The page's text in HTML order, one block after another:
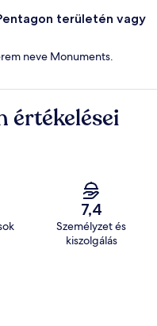
területén vagy
neve Monuments.
értékelései
7,4
Személyzet és
kiszolgálás